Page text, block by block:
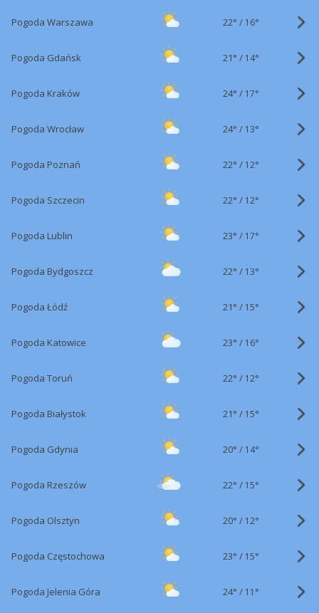
Pogoda Warszawa 22° / 16°
Pogoda Gdańsk 21° / 14°
Pogoda Kraków 24° / 17°
Pogoda Wrocław 24° / 13°
Pogoda Poznań 22° / 12°
Pogoda Szczecin 22° / 12°
Pogoda Lublin 23° / 17°
Pogoda Bydgoszcz 22° / 13°
Pogoda Łódź 21° / 15°
Pogoda Katowice 23° / 16°
Pogoda Toruń 22° / 12°
Pogoda Białystok 21° / 15°
Pogoda Gdynia 20° / 14°
Pogoda Rzeszów 22° / 15°
Pogoda Olsztyn 20° / 12°
Pogoda Częstochowa 23° / 15°
Pogoda Jelenia Góra 24° / 11°